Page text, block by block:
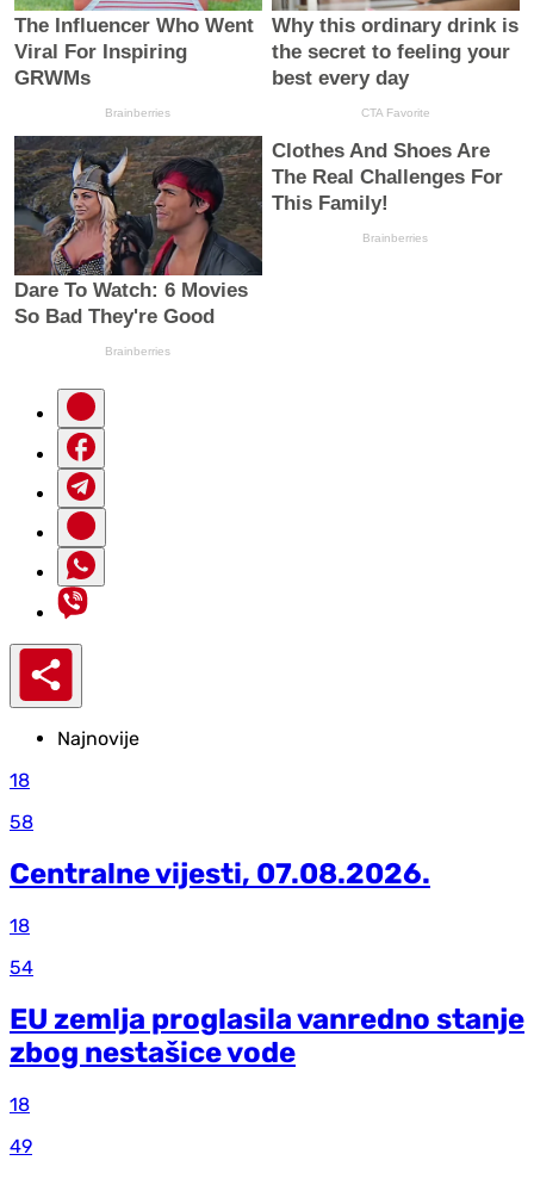
Najnovije
18
58
Centralne vijesti, 07.08.2026.
18
54
EU zemlja proglasila vanredno stanje
zbog nestašice vode
18
49